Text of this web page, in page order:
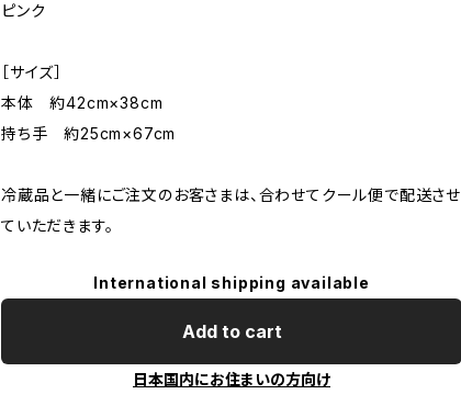
ピンク
［サイズ］
本体 約42cm×38cm
持ち手 約25cm×67cm
冷蔵品と一緒にご注文のお客さまは、合わせてクール便で配送させ
ていただきます。
International shipping available
Add to cart
日本国内にお住まいの方向け